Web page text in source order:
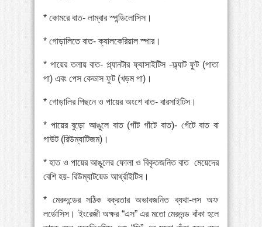
* কোমরে বাত- লাম্বার স্পন্ডিলোসিস।
* গোড়ালিতে বাত- ক্যালকেরিয়াল স্পার।
* পায়ের তলায় বাত- প্ল্যানটার ফ্যাসাইটিস -ফ্ল্যাট ফুট (পাতা
পা) এবং পেস কেভাস ফুট (খড়ম পা)।
* গোড়ালির পিছনে ও পায়ের অংশে বাত- বারসাইটিস।
* পায়ের বুড়ো আঙুলে বাত (গাঁট গাঁটে বাত)- গেঁটে বাত বা
গাউট (রিউম্যাটিজম)।
* হাত ও পায়ের আঙুলের ফোলা ও বিকৃতজনিত বাত মেয়েদের
বেশি হয়- রিউম্যাটয়েড আর্থ্রাইটিস।
* মেরুদন্ডের সঠিক বক্রতার অভাবজনিত ব্যথা-লস অফ
লর্ডোসিস। ইংরেজী অক্ষর “এস” এর মতো মেরুদন্ড বাঁকা হলে